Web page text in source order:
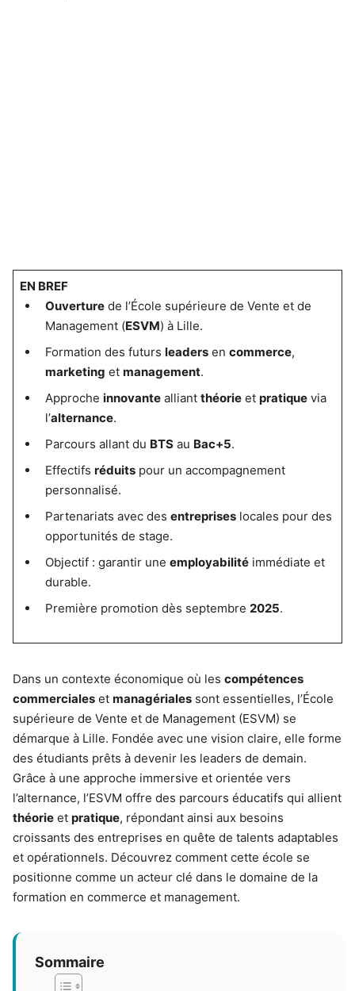
EN BREF
Ouverturede l’École supérieure de Vente et de
Management (ESVM) à Lille.
Formation des futurs leadersen commerce,
marketing et management.
Approche innovantealliant théorieet pratiquevia
l’alternance.
Parcours allant du BTSau Bac+5.
Effectifs réduitspour un accompagnement
personnalisé.
Partenariats avec des entrepriseslocales pour des
opportunités de stage.
Objectif : garantir une employabilitéimmédiate et
durable.
Première promotion dès septembre 2025.
Dans un contexte économique où les compétences
commerciales et managériales sont essentielles, l’École
supérieure de Vente et de Management (ESVM) se
démarque à Lille. Fondée avec une vision claire, elle forme
des étudiants prêts à devenir les leaders de demain.
Grâce à une approche immersive et orientée vers
l’alternance, l’ESVM offre des parcours éducatifs qui allient
théorie et pratique, répondant ainsi aux besoins
croissants des entreprises en quête de talents adaptables
et opérationnels. Découvrez comment cette école se
positionne comme un acteur clé dans le domaine de la
formation en commerce et management.
Sommaire